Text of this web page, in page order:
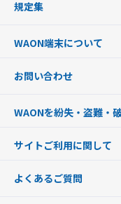
ご当地WAON
G.G WAON
WAONカード・WAONカー
モバイルWAON
提携WAONカード
規定集
WAON端末について
WAONネットステーション
新型WAONステーション
WAONチャージャーmini
お問い合わせ
WAONを紛失・盗難・
WAONカードの拾得につい
サイトご利用に関して
企業情報
よくあるご質問